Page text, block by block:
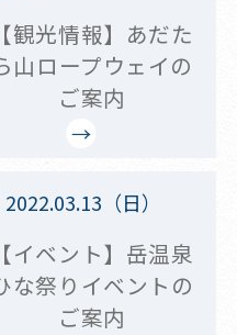
【観光情報】あだた
山ロープウェイの
ご案内
2022.03.13（日）
【イベント】岳温泉
な祭りイベントの
ご案内